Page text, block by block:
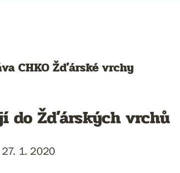
CHKO Žďárské vrchy
do Žďárských vrchů
27. 1. 2020